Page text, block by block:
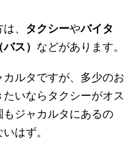
、 タクシーやバイタ
ス） などがあります。
ルタですが、多少のお
いならタクシーがオス
ジャカルタにあるの
はず。